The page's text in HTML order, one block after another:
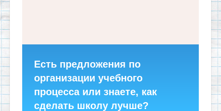
Есть предложения по
организации учебного
процесса или знаете, как
сделать школу лучше?